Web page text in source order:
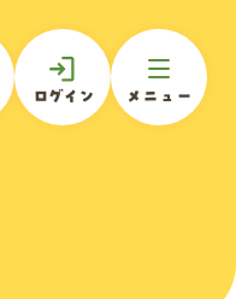
ログイン メニュー